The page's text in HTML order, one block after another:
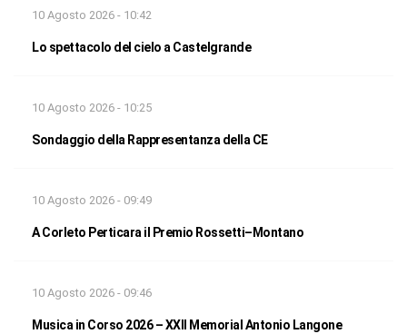
10 Agosto 2026 - 10:42
Lo spettacolo del cielo a Castelgrande
10 Agosto 2026 - 10:25
Sondaggio della Rappresentanza della CE
10 Agosto 2026 - 09:49
A Corleto Perticara il Premio Rossetti–Montano
10 Agosto 2026 - 09:46
Musica in Corso 2026 – XXII Memorial Antonio Langone